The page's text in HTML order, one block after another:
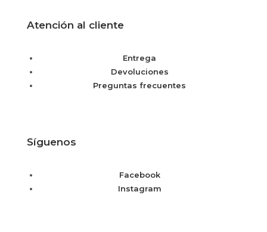
Atención al cliente
Entrega
Devoluciones
Preguntas frecuentes
Síguenos
Facebook
Instagram